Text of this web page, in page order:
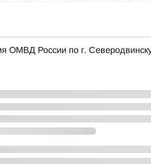
ОМВД России по г.